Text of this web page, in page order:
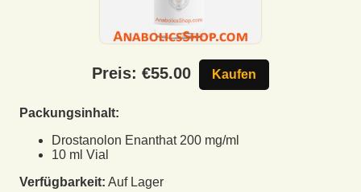
Preis: €55.00 Kaufen
Packungsinhalt:
Drostanolon Enanthat 200 mg/ml
10 ml Vial
Verfügbarkeit: Auf Lager